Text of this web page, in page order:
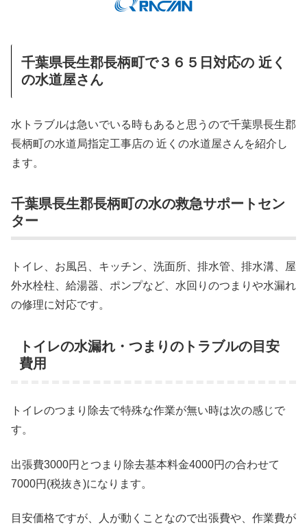
千葉県長生郡長柄町で３６５日対応の 近く
の水道屋さん
水トラブルは急いでいる時もあると思うので千葉県長生郡
長柄町の水道局指定工事店の 近くの水道屋さんを紹介し
ます。
千葉県長生郡長柄町の水の救急サポートセン
ター
トイレ、お風呂、キッチン、洗面所、排水管、排水溝、屋
外水栓柱、給湯器、ポンプなど、水回りのつまりや水漏れ
の修理に対応です。
トイレの水漏れ・つまりのトラブルの目安
費用
トイレのつまり除去で特殊な作業が無い時は次の感じで
す。
出張費3000円とつまり除去基本料金4000円の合わせて
7000円(税抜き)になります。
目安価格ですが、人が動くことなので出張費や、作業費が